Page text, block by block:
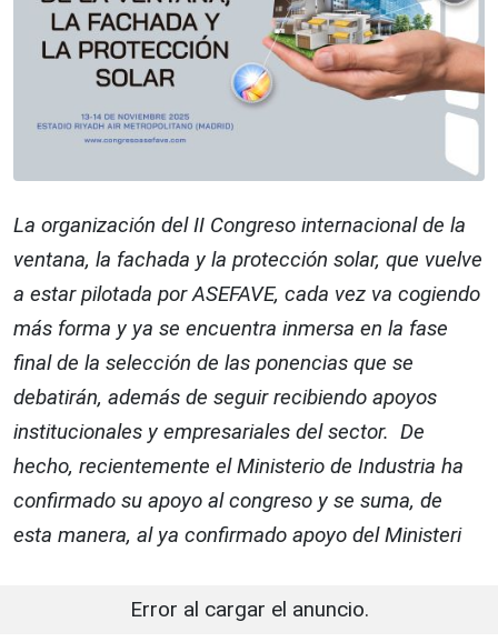
La organización del II Congreso internacional de la
ventana, la fachada y la protección solar, que vuelve
a estar pilotada por ASEFAVE, cada vez va cogiendo
más forma y ya se encuentra inmersa en la fase
final de la selección de las ponencias que se
debatirán, además de seguir recibiendo apoyos
institucionales y empresariales del sector. De
hecho, recientemente el Ministerio de Industria ha
confirmado su apoyo al congreso y se suma, de
esta manera, al ya confirmado apoyo del Ministeri
Error al cargar el anuncio.